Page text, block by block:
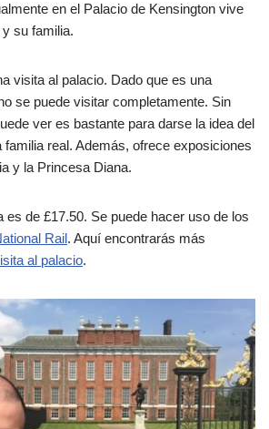
en el Palacio de Kensington vive
su familia.
visita al palacio. Dado que es una
se puede visitar completamente. Sin
ver es bastante para darse la idea del
familia real. Además, ofrece exposiciones
y la Princesa Diana.
es de £17.50. Se puede hacer uso de los
Rail. Aquí encontrarás más
al palacio.